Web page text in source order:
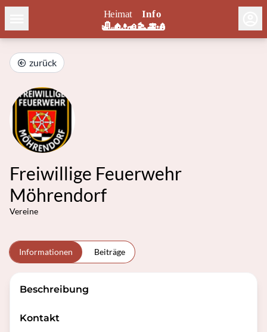
zurück
Freiwillige Feuerwehr
Möhrendorf
Vereine
Informationen Beiträge
Beschreibung
Kontakt